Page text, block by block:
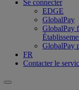
Se connecter
EDGE
GlobalPay
GlobalPay
GlobalPay
FR
Contacter le